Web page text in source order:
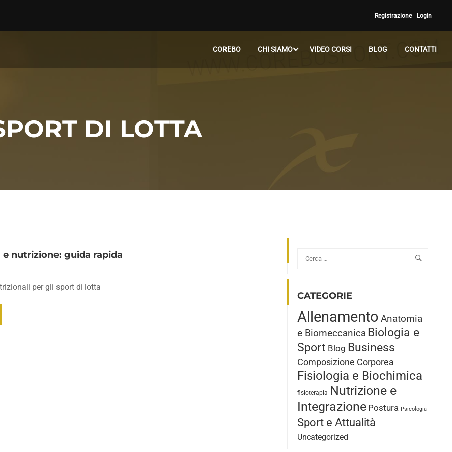
Registrazione Login
COREBO CHI SIAMO VIDEO CORSI BLOG CONTATTI
DI LOTTA
nutrizione: guida rapida
per gli sport di lotta
CATEGORIE
Allenamento Anatomia
e Biomeccanica Biologia e
Sport Blog Business
Composizione Corporea
Fisiologia e Biochimica
fisioterapia Nutrizione e
Integrazione Postura Psicologia
Sport e Attualità
Uncategorized